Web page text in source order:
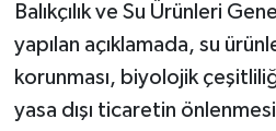
Balıkçılık ve Su Ürünleri
yapılan açıklamada, su
korunması, biyolojik
yasa dışı ticaretin